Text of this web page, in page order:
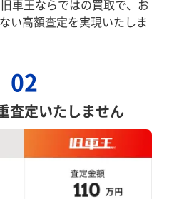
車王ならではの買取で、お
い高額査定を実現いたしま
02
査定いたしません